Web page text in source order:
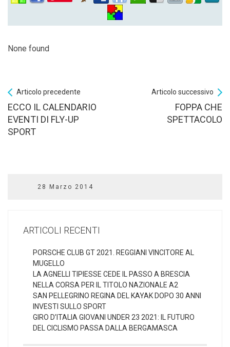
None found
Articolo precedente
ECCO IL CALENDARIO
EVENTI DI FLY-UP
SPORT
Articolo successivo
FOPPA CHE
SPETTACOLO
28 Marzo 2014
ARTICOLI RECENTI
PORSCHE CLUB GT 2021. REGGIANI VINCITORE AL
MUGELLO
LA AGNELLI TIPIESSE CEDE IL PASSO A BRESCIA
NELLA CORSA PER IL TITOLO NAZIONALE A2
SAN PELLEGRINO REGINA DEL KAYAK DOPO 30 ANNI
INVESTI SULLO SPORT
GIRO D’ITALIA GIOVANI UNDER 23 2021: IL FUTURO
DEL CICLISMO PASSA DALLA BERGAMASCA